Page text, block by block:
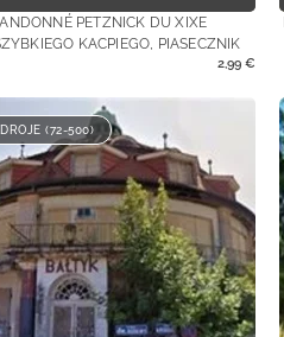
PETZNICK DU XIXE
KACPIEGO, PIASECZNIK
2,99 €
(72-500)